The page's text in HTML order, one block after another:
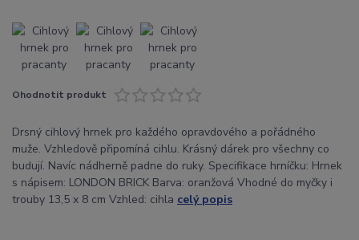
Ohodnotit produkt
Drsný cihlový hrnek pro každého opravdového a pořádného
muže. Vzhledově připomíná cihlu. Krásný dárek pro všechny co
budují. Navíc nádherně padne do ruky. Specifikace hrníčku: Hrnek
s nápisem: LONDON BRICK Barva: oranžová Vhodné do myčky i
trouby 13,5 x 8 cm Vzhled: cihla celý popis